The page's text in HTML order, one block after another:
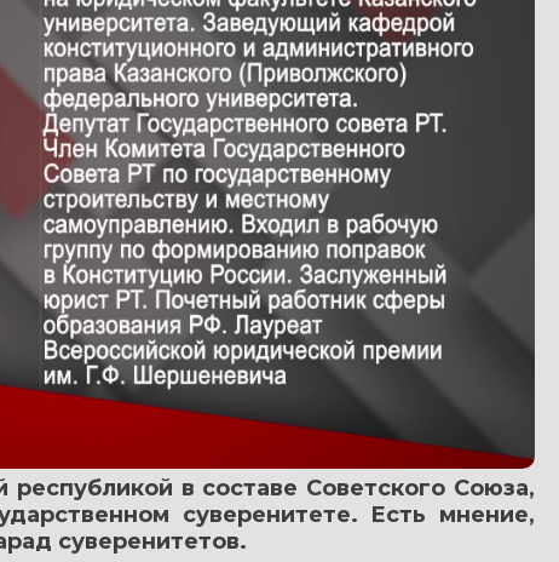
в составе Советского Союза,
суверенитете. Есть мнение,
суверенитетов.